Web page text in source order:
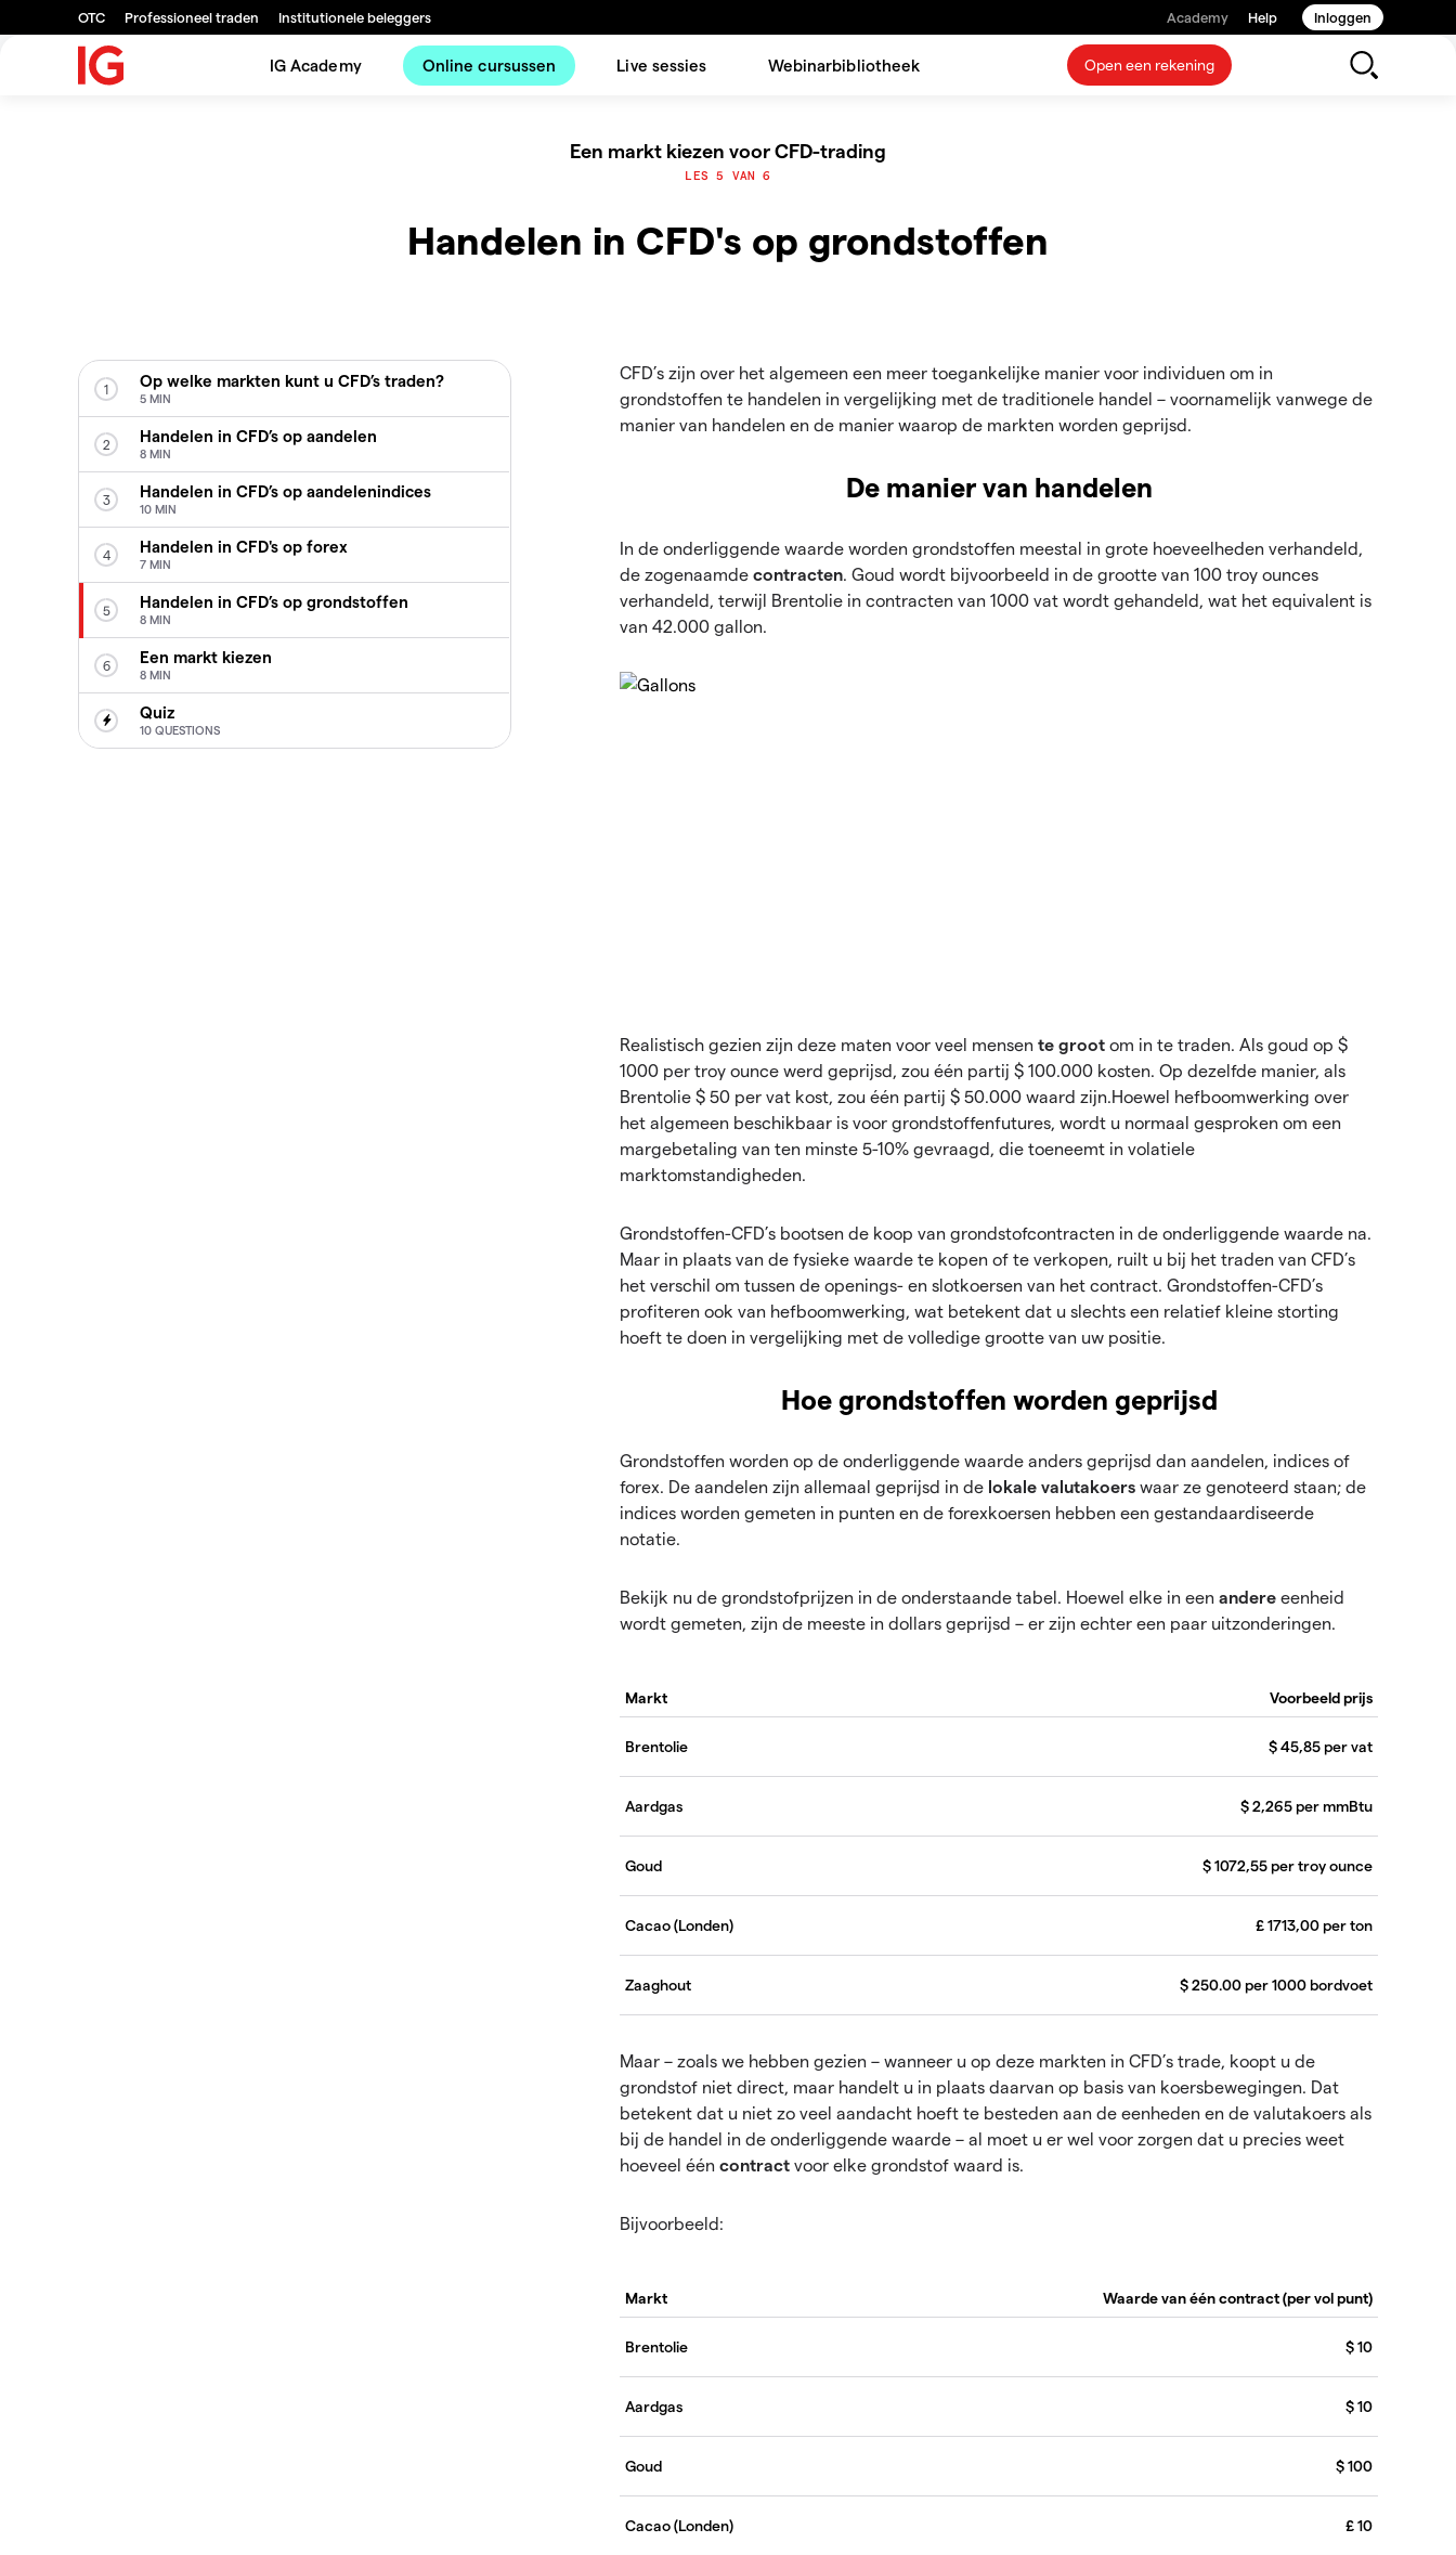
OTC Professioneel traden Institutionele beleggers Academy Help Inloggen
IG Academy Online cursussen Live sessies Webinarbibliotheek Open een rekening
Een markt kiezen voor CFD-trading
LES 5 VAN 6
Handelen in CFD's op grondstoffen
CFD’s zijn over het algemeen een meer toegankelijke manier voor individuen om in
grondstoffen te handelen in vergelijking met de traditionele handel – voornamelijk vanwege de
manier van handelen en de manier waarop de markten worden geprijsd.
De manier van handelen
In de onderliggende waarde worden grondstoffen meestal in grote hoeveelheden verhandeld,
de zogenaamde contracten. Goud wordt bijvoorbeeld in de grootte van 100 troy ounces
verhandeld, terwijl Brentolie in contracten van 1000 vat wordt gehandeld, wat het equivalent is
van 42.000 gallon.
Realistisch gezien zijn deze maten voor veel mensen te groot om in te traden. Als goud op $
1000 per troy ounce werd geprijsd, zou één partij $ 100.000 kosten. Op dezelfde manier, als
Brentolie $ 50 per vat kost, zou één partij $ 50.000 waard zijn.Hoewel hefboomwerking over
het algemeen beschikbaar is voor grondstoffenfutures, wordt u normaal gesproken om een
margebetaling van ten minste 5-10% gevraagd, die toeneemt in volatiele
marktomstandigheden.
Grondstoffen-CFD’s bootsen de koop van grondstofcontracten in de onderliggende waarde na.
Maar in plaats van de fysieke waarde te kopen of te verkopen, ruilt u bij het traden van CFD’s
het verschil om tussen de openings- en slotkoersen van het contract. Grondstoffen-CFD’s
profiteren ook van hefboomwerking, wat betekent dat u slechts een relatief kleine storting
hoeft te doen in vergelijking met de volledige grootte van uw positie.
Hoe grondstoffen worden geprijsd
Grondstoffen worden op de onderliggende waarde anders geprijsd dan aandelen, indices of
forex. De aandelen zijn allemaal geprijsd in de lokale valutakoers waar ze genoteerd staan; de
indices worden gemeten in punten en de forexkoersen hebben een gestandaardiseerde
notatie.
Bekijk nu de grondstofprijzen in de onderstaande tabel. Hoewel elke in een andere eenheid
wordt gemeten, zijn de meeste in dollars geprijsd – er zijn echter een paar uitzonderingen.
Markt Voorbeeld prijs
Brentolie $ 45,85 per vat
Aardgas $ 2,265 per mmBtu
Goud $ 1072,55 per troy ounce
Cacao (Londen) £ 1713,00 per ton
Zaaghout $ 250.00 per 1000 bordvoet
Maar – zoals we hebben gezien – wanneer u op deze markten in CFD’s trade, koopt u de
grondstof niet direct, maar handelt u in plaats daarvan op basis van koersbewegingen. Dat
betekent dat u niet zo veel aandacht hoeft te besteden aan de eenheden en de valutakoers als
bij de handel in de onderliggende waarde – al moet u er wel voor zorgen dat u precies weet
hoeveel één contract voor elke grondstof waard is.
Bijvoorbeeld:
Markt Waarde van één contract (per vol punt)
Brentolie $ 10
Aardgas $ 10
Goud $ 100
Cacao (Londen) £ 10
1 Op welke markten kunt u CFD’s traden?
5 MIN
2 Handelen in CFD’s op aandelen
8 MIN
3 Handelen in CFD’s op aandelenindices
10 MIN
4 Handelen in CFD's op forex
7 MIN
5 Handelen in CFD’s op grondstoffen
8 MIN
6 Een markt kiezen
8 MIN
Quiz
10 QUESTIONS